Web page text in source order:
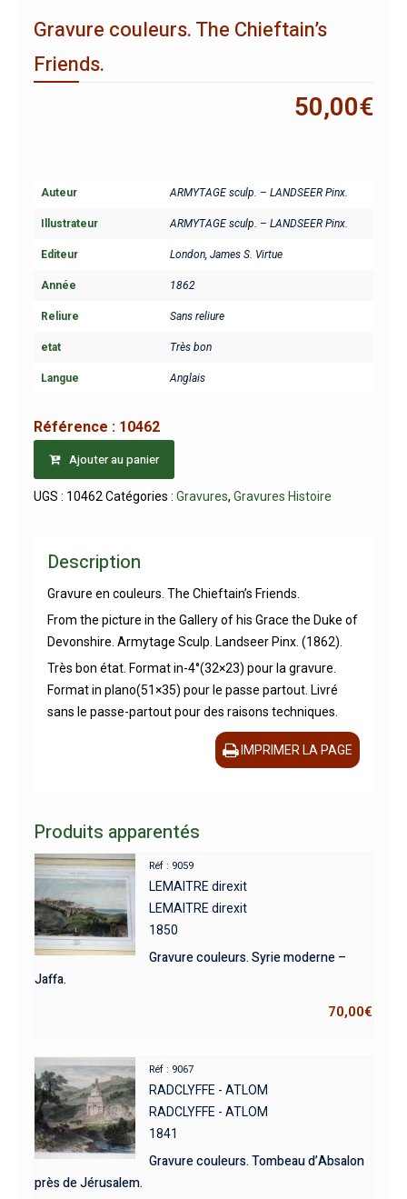
Gravure couleurs. The Chieftain’s
Friends.
50,00€
Auteur ARMYTAGE sculp. – LANDSEER Pinx.
Illustrateur ARMYTAGE sculp. – LANDSEER Pinx.
Editeur London, James S. Virtue
Année 1862
Reliure Sans reliure
etat Très bon
Langue Anglais
Référence : 10462
Ajouter au panier
UGS : 10462 Catégories : Gravures, Gravures Histoire
Description
Gravure en couleurs. The Chieftain’s Friends.
From the picture in the Gallery of his Grace the Duke of
Devonshire. Armytage Sculp. Landseer Pinx. (1862).
Très bon état. Format in-4°(32×23) pour la gravure.
Format in plano(51×35) pour le passe partout. Livré
sans le passe-partout pour des raisons techniques.
IMPRIMER LA PAGE
Produits apparentés
Réf : 9059
LEMAITRE direxit
LEMAITRE direxit
1850
Gravure couleurs. Syrie moderne –
Jaffa.
70,00€
Réf : 9067
RADCLYFFE - ATLOM
RADCLYFFE - ATLOM
1841
Gravure couleurs. Tombeau d’Absalon
près de Jérusalem.